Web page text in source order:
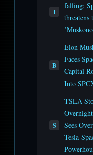
I
falling:
threatens
B
Elon
Faces
Capital
Into
S
TSLA
Sees
Tesla-